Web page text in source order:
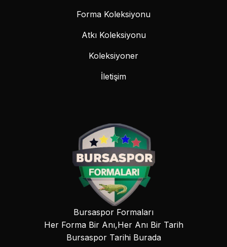
Forma Koleksiyonu
Atkı Koleksiyonu
Koleksiyoner
İletişim
Bursaspor Formaları
Her Forma Bir Anı,Her Anı Bir Tarih
Bursaspor Tarihi Burada